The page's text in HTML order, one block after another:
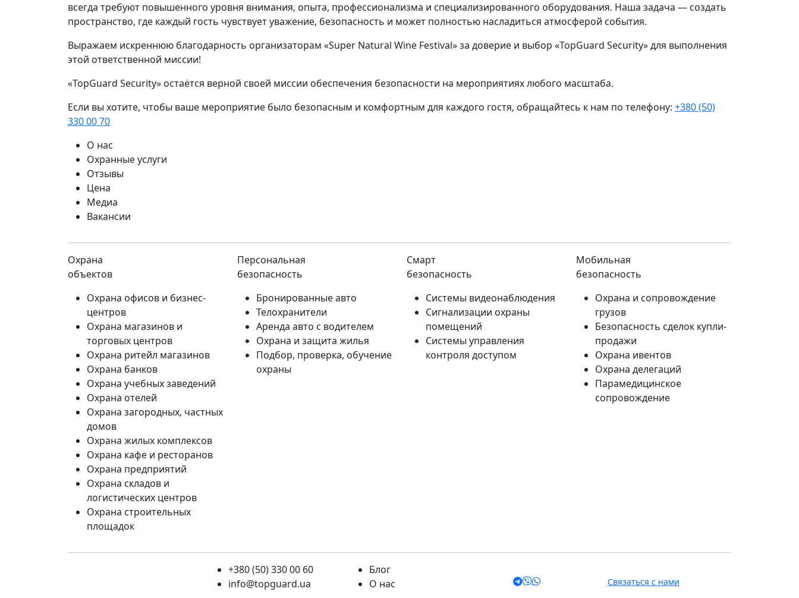
всегда требуют повышенного уровня внимания, опыта, профессионализма и специализированного оборудования. Наша задача — создать
пространство, где каждый гость чувствует уважение, безопасность и может полностью насладиться атмосферой события.
Выражаем искреннюю благодарность организаторам «Super Natural Wine Festival» за доверие и выбор «TopGuard Security» для выполнения
этой ответственной миссии!
«TopGuard Security» остаётся верной своей миссии обеспечения безопасности на мероприятиях любого масштаба.
Если вы хотите, чтобы ваше мероприятие было безопасным и комфортным для каждого гостя, обращайтесь к нам по телефону: +380 (50)
330 00 70
О нас
Охранные услуги
Отзывы
Цена
Медиа
Вакансии
Охрана
объектов
Охрана офисов и бизнес-
центров
Охрана магазинов и
торговых центров
Охрана ритейл магазинов
Охрана банков
Охрана учебных заведений
Охрана отелей
Охрана загородных, частных
домов
Охрана жилых комплексов
Охрана кафе и ресторанов
Охрана предприятий
Охрана складов и
логистических центров
Охрана строительных
площадок
Персональная
безопасность
Бронированные авто
Телохранители
Аренда авто с водителем
Охрана и защита жилья
Подбор, проверка, обучение
охраны
Смарт
безопасность
Системы видеонаблюдения
Сигнализации охраны
помещений
Системы управления
контроля доступом
Мобильная
безопасность
Охрана и сопровождение
грузов
Безопасность сделок купли-
продажи
Охрана ивентов
Охрана делегаций
Парамедицинское
сопровождение
+380 (50) 330 00 60
info@topguard.ua
Блог
О нас
Связаться с нами